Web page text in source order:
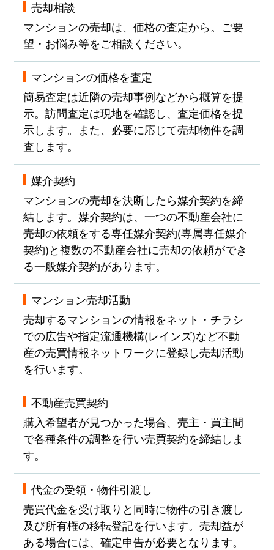
売却相談
マンションの売却は、価格の査定から。ご要
望・お悩み等をご相談ください。
マンションの価格を査定
簡易査定は近隣の売却事例などから概算を提
示。訪問査定は現地を確認し、査定価格を提
示します。また、必要に応じて売却物件を調
査します。
媒介契約
マンションの売却を決断したら媒介契約を締
結します。媒介契約は、一つの不動産会社に
売却の依頼をする専任媒介契約(専属専任媒介
契約)と複数の不動産会社に売却の依頼ができ
る一般媒介契約があります。
マンション売却活動
売却するマンションの情報をネット・チラシ
での広告や指定流通機構(レインズ)など不動
産の売買情報ネットワークに登録し売却活動
を行います。
不動産売買契約
購入希望者が見つかった場合、売主・買主間
で各種条件の調整を行い売買契約を締結しま
す。
代金の受領・物件引渡し
売買代金を受け取りと同時に物件の引き渡し
及び所有権の移転登記を行います。売却益が
ある場合には、確定申告が必要となります。